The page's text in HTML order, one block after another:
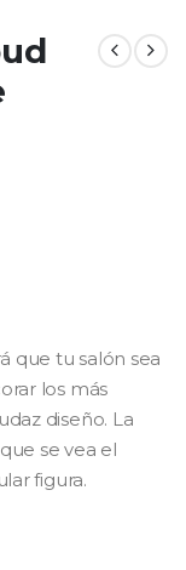
que tu salón sea
los más
diseño. La
se vea el
figura.